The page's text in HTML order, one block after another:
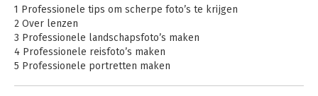
fotografen, Het Photoshop Portretten boek en de succesvolle
reeks Scott Kelby over Digitale fotografie.
1 Professionele tips om scherpe foto’s te krijgen
2 Over lenzen
3 Professionele landschapsfoto’s maken
4 Professionele reisfoto’s maken
5 Professionele portretten maken